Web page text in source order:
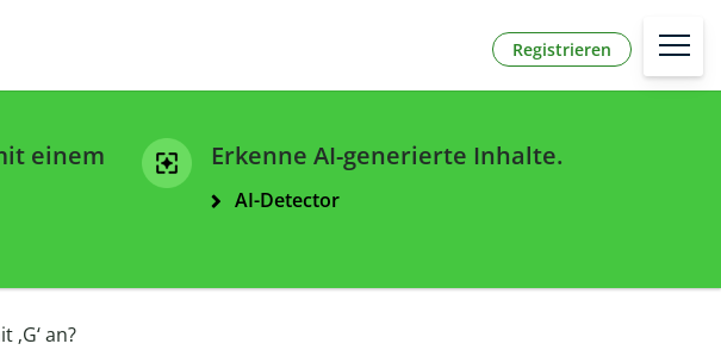
Registrieren
einem
Erkenne AI-generierte Inhalte.
AI-Detector
an?